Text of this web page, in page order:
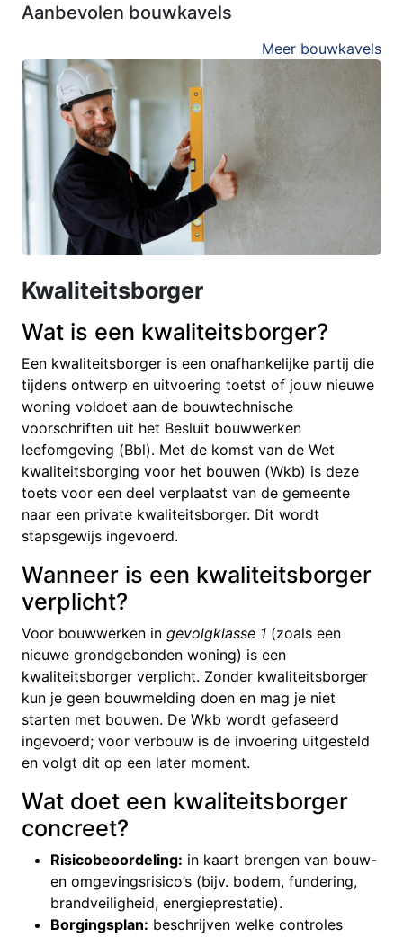
Aanbevolen bouwkavels
Meer bouwkavels
Kwaliteitsborger
Wat is een kwaliteitsborger?
Een kwaliteitsborger is een onafhankelijke partij die
tijdens ontwerp en uitvoering toetst of jouw nieuwe
woning voldoet aan de bouwtechnische
voorschriften uit het Besluit bouwwerken
leefomgeving (Bbl). Met de komst van de Wet
kwaliteitsborging voor het bouwen (Wkb) is deze
toets voor een deel verplaatst van de gemeente
naar een private kwaliteitsborger. Dit wordt
stapsgewijs ingevoerd.
Wanneer is een kwaliteitsborger
verplicht?
Voor bouwwerken in gevolgklasse 1 (zoals een
nieuwe grondgebonden woning) is een
kwaliteitsborger verplicht. Zonder kwaliteitsborger
kun je geen bouwmelding doen en mag je niet
starten met bouwen. De Wkb wordt gefaseerd
ingevoerd; voor verbouw is de invoering uitgesteld
en volgt dit op een later moment.
Wat doet een kwaliteitsborger
concreet?
Risicobeoordeling: in kaart brengen van bouw-
en omgevingsrisico’s (bijv. bodem, fundering,
brandveiligheid, energieprestatie).
Borgingsplan: beschrijven welke controles